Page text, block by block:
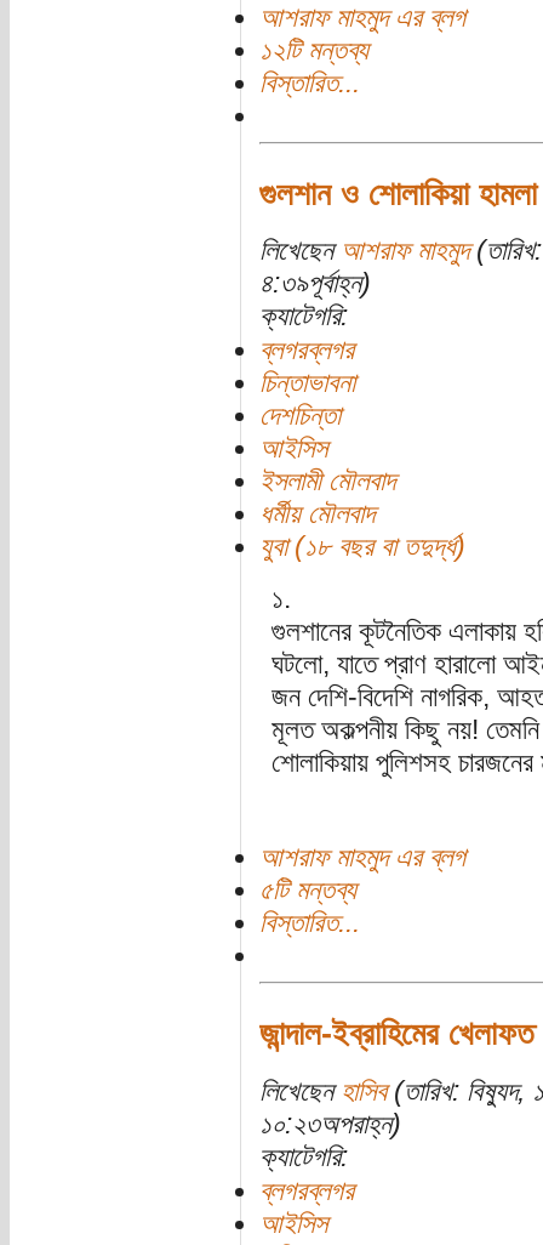
আশরাফ মাহমুদ এর ব্লগ
১২টি মন্তব্য
বিস্তারিত...
গুলশান ও শোলাকিয়া
লিখেছেন আশরাফ মাহমুদ
৪:৩৯পূর্বাহ্ন)
ক্যাটেগরি:
ব্লগরব্লগর
চিন্তাভাবনা
দেশচিন্তা
আইসিস
ইসলামী মৌলবাদ
ধর্মীয় মৌলবাদ
যুবা (১৮ বছর বা তদুর্দ্ধ)
১.
গুলশানের কূটনৈতিক এলাকায়
ঘটলো, যাতে প্রাণ হারালো
জন দেশি-বিদেশি নাগরিক,
মূলত অকল্পনীয় কিছু নয়!
শোলাকিয়ায় পুলিশসহ
আশরাফ মাহমুদ এর ব্লগ
৫টি মন্তব্য
বিস্তারিত...
জান্দাল-ইব্রাহিমের
লিখেছেন হাসিব(তারিখ:
১০:২৩অপরাহ্ন)
ক্যাটেগরি:
ব্লগরব্লগর
আইসিস